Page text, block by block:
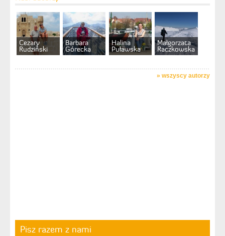
Cezary
Rudziński
Barbara
Górecka
Halina
Puławska
Małgorzata
Raczkowska
» wszyscy autorzy
Pisz razem z nami